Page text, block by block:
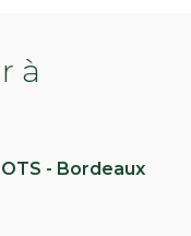
à
- Bordeaux